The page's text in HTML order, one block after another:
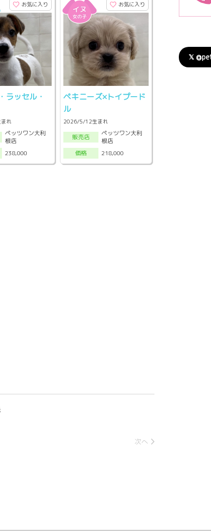
お気に入り
ラッセル・
れ
ペッツワン大利
根店
238,000
お気に入り
ペキニーズ×トイプード
ル
2026/5/12生まれ
販売店
ペッツワン大利
根店
価格
218,000
次へ
𝕏